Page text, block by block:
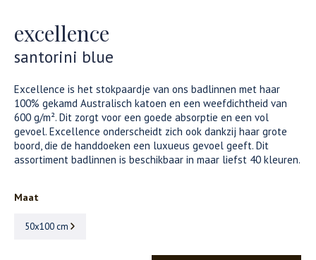
excellence
santorini blue
Excellence is het stokpaardje van ons badlinnen met haar
100% gekamd Australisch katoen en een weefdichtheid van
600 g/m². Dit zorgt voor een goede absorptie en een vol
gevoel. Excellence onderscheidt zich ook dankzij haar grote
boord, die de handdoeken een luxueus gevoel geeft. Dit
assortiment badlinnen is beschikbaar in maar liefst 40 kleuren.
Maat
50x100 cm